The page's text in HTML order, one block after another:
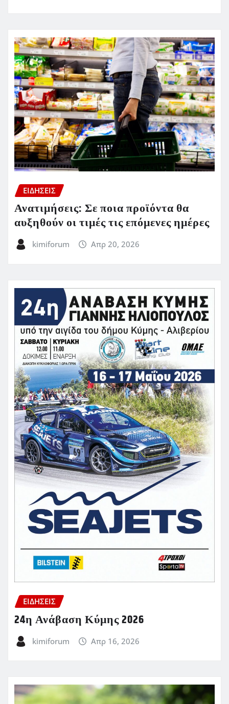
ΕΙΔΗΣΕΙΣ
Ανατιμήσεις: Σε ποια προϊόντα θα
αυξηθούν οι τιμές τις επόμενες ημέρες
kimiforum Απρ 20, 2026
ΕΙΔΗΣΕΙΣ
24η Ανάβαση Κύμης 2026
kimiforum Απρ 16, 2026